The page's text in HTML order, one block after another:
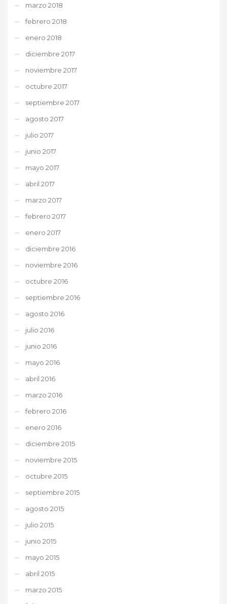
marzo 2018
febrero 2018
enero 2018
diciembre 2017
noviembre 2017
octubre 2017
septiembre 2017
agosto 2017
julio 2017
junio 2017
mayo 2017
abril 2017
marzo 2017
febrero 2017
enero 2017
diciembre 2016
noviembre 2016
octubre 2016
septiembre 2016
agosto 2016
julio 2016
junio 2016
mayo 2016
abril 2016
marzo 2016
febrero 2016
enero 2016
diciembre 2015
noviembre 2015
octubre 2015
septiembre 2015
agosto 2015
julio 2015
junio 2015
mayo 2015
abril 2015
marzo 2015